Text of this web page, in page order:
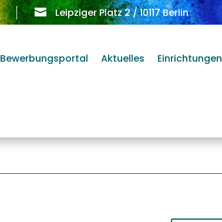
 Leipziger Platz 2 / 10117 Berlin
Bewerbungsportal Aktuelles Einrichtungen